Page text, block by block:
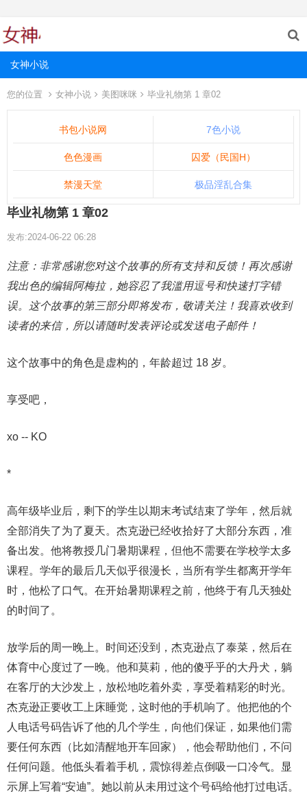
女神小说
您的位置 女神小说 美图咪咪 毕业礼物第 1 章02
书包小说网 7色小说
色色漫画 囚爱（民国H）
禁漫天堂 极品淫乱合集
毕业礼物第 1 章02
发布:2024-06-22 06:28
注意：非常感谢您对这个故事的所有支持和反馈！再次感谢
我出色的编辑阿梅拉，她容忍了我滥用逗号和快速打字错
误。这个故事的第三部分即将发布，敬请关注！我喜欢收到
读者的来信，所以请随时发表评论或发送电子邮件！
这个故事中的角色是虚构的，年龄超过 18 岁。
享受吧，
xo -- KO
*
高年级毕业后，剩下的学生以期末考试结束了学年，然后就
全部消失了为了夏天。杰克逊已经收拾好了大部分东西，准
备出发。他将教授几门暑期课程，但他不需要在学校学太多
课程。学年的最后几天似乎很漫长，当所有学生都离开学年
时，他松了口气。在开始暑期课程之前，他终于有几天独处
的时间了。
放学后的周一晚上。时间还没到，杰克逊点了泰菜，然后在
体育中心度过了一晚。他和莫莉，他的傻乎乎的大丹犬，躺
在客厅的大沙发上，放松地吃着外卖，享受着精彩的时光。
杰克逊正要收工上床睡觉，这时他的手机响了。他把他的个
人电话号码告诉了他的几个学生，向他们保证，如果他们需
要任何东西（比如清醒地开车回家），他会帮助他们，不问
任何问题。他低头看着手机，震惊得差点倒吸一口冷气。显
示屏上写着“安迪”。她以前从未用过这个号码给他打过电话。